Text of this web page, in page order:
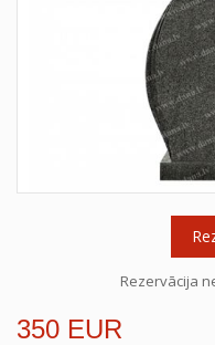
Rezervācija
350 EUR